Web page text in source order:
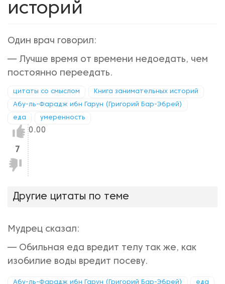
историй
Один врач говорил:
— Лучше время от времени недоедать, чем
постоянно переедать.
цитаты со смыслом Книга занимательных историй
Абу-ль-Фарадж ибн Гарун (Григорий Бар-Эбрей)
еда умеренность
Нравится!
7
Не
нравится!
0.00
Другие цитаты по теме
Мудрец сказал:
— Обильная еда вредит телу так же, как
изобилие воды вредит посеву.
Абу-ль-Фарадж ибн Гарун (Григорий Бар-Эбрей) еда